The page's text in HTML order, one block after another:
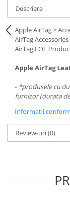
Cooler
Servere &
Componente
Retelistica &
Printing
Multifunctionale
Imprimante
TV, Multimedia &
Descriere
Apple AirTag >
AirTag,EOL
Apple AirTag
- *produsele cu
furnizor (durata
Informatii
Review-uri(0)